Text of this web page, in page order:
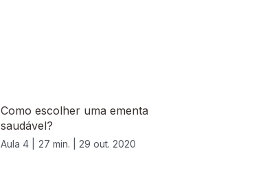
Como escolher uma ementa
saudável?
Aula 4 | 27 min. | 29 out. 2020